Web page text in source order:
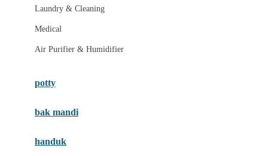
Megabloks
Micro
MiDeer
Moby
Laundry & Cleaning
Medical
Air Purifier & Humidifier
potty
bak mandi
handuk